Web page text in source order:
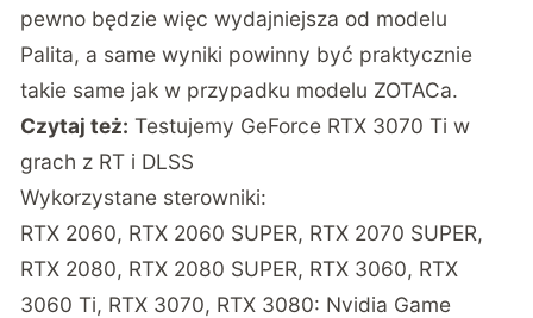
pewno będzie więc wydajniejsza od modelu
Palita, a same wyniki powinny być praktycznie
takie same jak w przypadku modelu ZOTACa.
Czytaj też: Testujemy GeForce RTX 3070 Ti w
grach z RT i DLSS
Wykorzystane sterowniki:
RTX 2060, RTX 2060 SUPER, RTX 2070 SUPER,
RTX 2080, RTX 2080 SUPER, RTX 3060, RTX
3060 Ti, RTX 3070, RTX 3080: Nvidia Game